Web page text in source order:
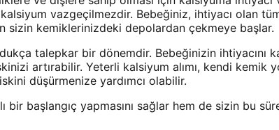
vazgeçilmezdir. Bebeğiniz, ihtiyacı olan
sizin kemiklerinizdeki depolardan çekmeye başlar.
talepkar bir dönemdir. Bebeğinizin ihtiyacını
artırabilir. Yeterli kalsiyum alımı, kendi kemik
düşürmenize yardımcı olabilir.
bir başlangıç yapmasını sağlar hem de sizin bu